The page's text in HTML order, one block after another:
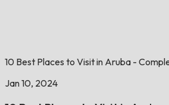
10 Best Places to Visit in Aruba -
Jan 10, 2024